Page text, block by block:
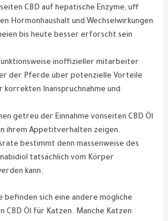
CBD auf hepatische Enzyme, uff
Hormonhaushalt und Wechselwirkungen
bis heute besser erforscht sein
inoffizieller mitarbeiter
der Pferde über potenzielle Vorteile
korrekten Inanspruchnahme und
getreu der Einnahme vonseiten CBD Öl
ihrem Appetitverhalten zeigen.
bestimmt denn massenweise des
tatsächlich vom Körper
kann.
befinden sich eine andere mögliche
CBD Öl für Katzen. Manche Katzen